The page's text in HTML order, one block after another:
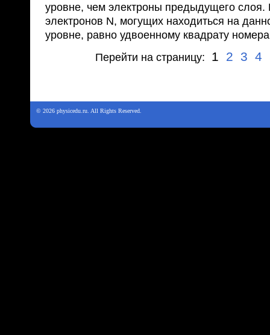
уровне, чем электроны предыдущего
электронов N, могущих находиться на
уровне, равно удвоенному квадрату
Перейти на страницу:
1 2 3 4
© 2026 physicedu.ru. All Rights Reserved.